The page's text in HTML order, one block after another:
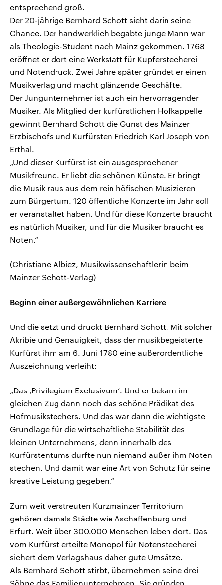
entsprechend groß.
Der 20-jährige Bernhard Schott sieht darin seine
Chance. Der handwerklich begabte junge Mann war
als Theologie-Student nach Mainz gekommen. 1768
eröffnet er dort eine Werkstatt für Kupferstecherei
und Notendruck. Zwei Jahre später gründet er einen
Musikverlag und macht glänzende Geschäfte.
Der Jungunternehmer ist auch ein hervorragender
Musiker. Als Mitglied der kurfürstlichen Hofkappelle
gewinnt Bernhard Schott die Gunst des Mainzer
Erzbischofs und Kurfürsten Friedrich Karl Joseph von
Erthal.
„Und dieser Kurfürst ist ein ausgesprochener
Musikfreund. Er liebt die schönen Künste. Er bringt
die Musik raus aus dem rein höfischen Musizieren
zum Bürgertum. 120 öffentliche Konzerte im Jahr soll
er veranstaltet haben. Und für diese Konzerte braucht
es natürlich Musiker, und für die Musiker braucht es
Noten.“
(Christiane Albiez, Musikwissenschaftlerin beim
Mainzer Schott-Verlag)
Beginn einer außergewöhnlichen Karriere
Und die setzt und druckt Bernhard Schott. Mit solcher
Akribie und Genauigkeit, dass der musikbegeisterte
Kurfürst ihm am 6. Juni 1780 eine außerordentliche
Auszeichnung verleiht:
„Das ‚Privilegium Exclusivum‘. Und er bekam im
gleichen Zug dann noch das schöne Prädikat des
Hofmusikstechers. Und das war dann die wichtigste
Grundlage für die wirtschaftliche Stabilität des
kleinen Unternehmens, denn innerhalb des
Kurfürstentums durfte nun niemand außer ihm Noten
stechen. Und damit war eine Art von Schutz für seine
kreative Leistung gegeben.“
Zum weit verstreuten Kurzmainzer Territorium
gehören damals Städte wie Aschaffenburg und
Erfurt. Weit über 300.000 Menschen leben dort. Das
vom Kurfürst erteilte Monopol für Notenstecherei
sichert dem Verlagshaus daher gute Umsätze.
Als Bernhard Schott stirbt, übernehmen seine drei
Söhne das Familienunternehmen. Sie gründen